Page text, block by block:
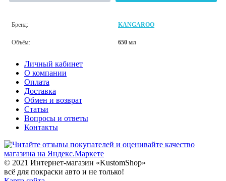
Бренд: KANGAROO
Объём: 650 мл
Личный кабинет
О компании
Оплата
Доставка
Обмен и возврат
Статьи
Вопросы и ответы
Контакты
© 2021 Интернет-магазин «KustomShop»
всё для покраски авто и не только!